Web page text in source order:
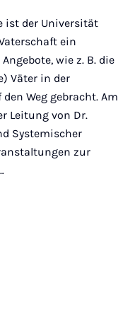
ist der Universität
ein
wie z. B. die
Väter in der
Weg gebracht. Am
Leitung von Dr.
Systemischer
zur